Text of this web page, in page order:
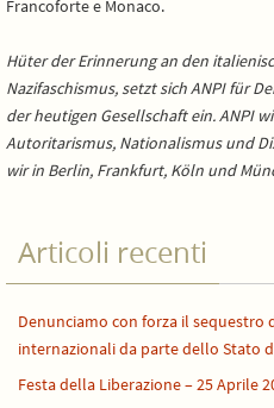
Francoforte e Monaco.
Hüter der Erinnerung an den
Nazifaschismus, setzt sich ANPI für
der heutigen Gesellschaft ein. ANPI
Autoritarismus, Nationalismus und
wir in Berlin, Frankfurt, Köln und
Articoli recenti
Denunciamo con forza il
internazionali da parte dello Stato
Festa della Liberazione – 25 Aprile